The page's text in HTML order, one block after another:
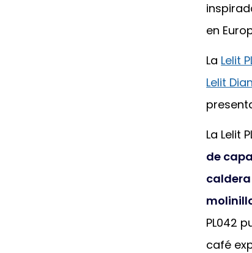
en
La Lelit
Lelit
La Lelit
de
PL042
café